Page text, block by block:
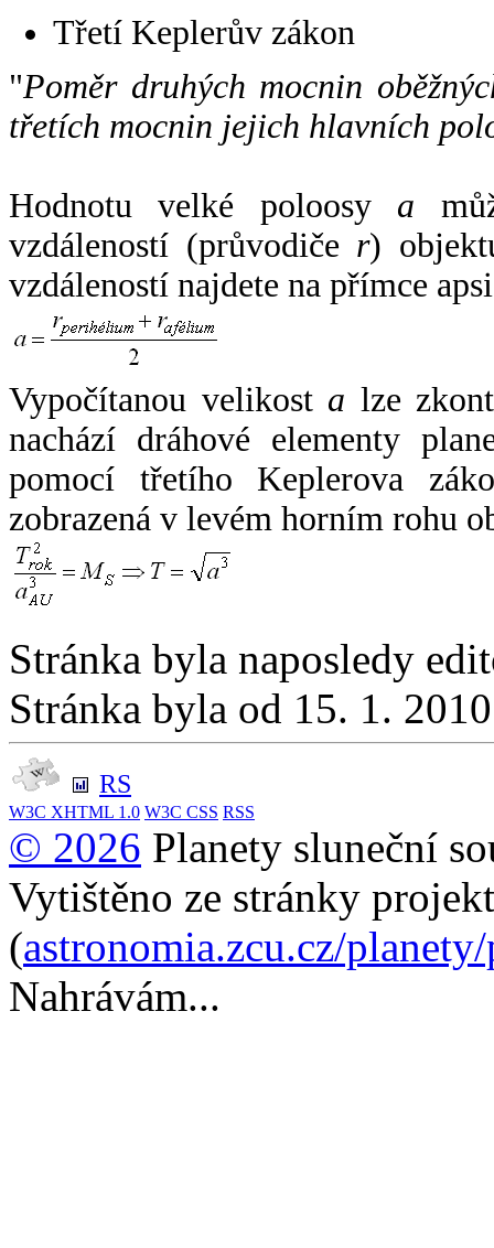
Třetí Keplerův zákon
"Poměr druhých mocnin
třetích mocnin jejich hlavních
Hodnotu velké poloosy a
vzdáleností (průvodiče r)
vzdáleností najdete na přímce
Vypočítanou velikost a lze
nachází dráhové elementy
pomocí třetího Keplerova
zobrazená v levém horním rohu
Stránka byla naposledy
Stránka byla od 15. 1.
RS
W3C XHTML 1.0 W3C CSS RSS
© 2026 Planety sluneční
Vytištěno ze stránky
(astronomia.zcu.cz/
Nahrávám...